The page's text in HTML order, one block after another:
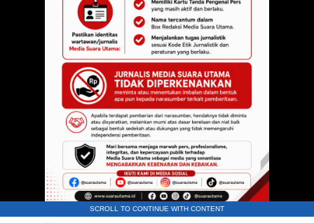
SCROLL TO CONTINUE WITH CONTENT